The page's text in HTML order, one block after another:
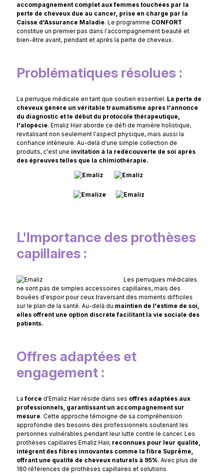
accompagnement complet aux femmes touchées par la
perte de cheveux due au cancer, prise en charge par la
Caisse d'Assurance Maladie. Le programme CONFORT
constitue un premier pas dans l'accompagnement beauté et
bien-être avant, pendant et après la perte de cheveux.
Problématiques résolues :
La perruque médicale en tant que soutien essentiel. La perte de
cheveux génère un véritable traumatisme après l'annonce
du diagnostic et le début du protocole thérapeutique,
l'alopécie. Emaliz Hair aborde ce défi de manière holistique,
revitalisant non seulement l'aspect physique, mais aussi la
confiance intérieure. Au-delà d'une simple collection de
produits, c'est une invitation à la redécouverte de soi après
des épreuves telles que la chimiothérapie.
L'Importance des prothèses
capillaires :
Les perruques médicales
ne sont pas de simples accessoires capillaires, mais des
bouées d'espoir pour ceux traversant des moments difficiles
sur le plan de la santé. Au-delà du maintien de l'estime de soi,
elles offrent une option discrète facilitant la vie sociale des
patients.
Offres adaptées et
engagement :
Laforce d'Emaliz Hair réside dans ses offres adaptées aux
professionnels, garantissant un accompagnement sur
mesure. Cette approche témoigne de sa compréhension
approfondie des besoins des professionnels soutenant les
personnes vulnérables pendant leur lutte contre le cancer. Les
prothèses capillaires Emaliz Hair, reconnues pour leur qualité,
intègrent des fibres innovantes comme la fibre Suprême,
offrant une qualité de cheveux naturels à 95%. Avec plus de
180 références de prothèses capillaires et solutions